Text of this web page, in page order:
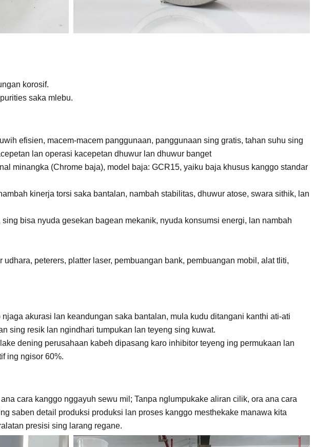
korosif.
saka mlebu.
efisien, macem-macem panggunaan, panggunaan sing gratis, tahan suhu sing
lan operasi kacepetan dhuwur lan dhuwur banget
minangka (Chrome baja), model baja: GCR15, yaiku baja khusus kanggo standar
kinerja torsi saka bantalan, nambah stabilitas, dhuwur atose, swara sithik, lan
bisa nyuda gesekan bagean mekanik, nyuda konsumsi energi, lan nambah
peterers, platter laser, pembuangan bank, pembuangan mobil, alat tliti,
akurasi lan keandungan saka bantalan, mula kudu ditangani kanthi ati-ati
sing resik lan ngindhari tumpukan lan teyeng sing kuwat.
dening perusahaan kabeh dipasang karo inhibitor teyeng ing permukaan lan
ing ngisor 60%.
cara kanggo nggayuh sewu mil; Tanpa nglumpukake aliran cilik, ora ana cara
saben detail produksi produksi lan proses kanggo mesthekake manawa kita
presisi sing larang regane.